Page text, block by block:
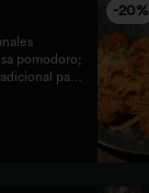
-20%
pomodoro;
pan